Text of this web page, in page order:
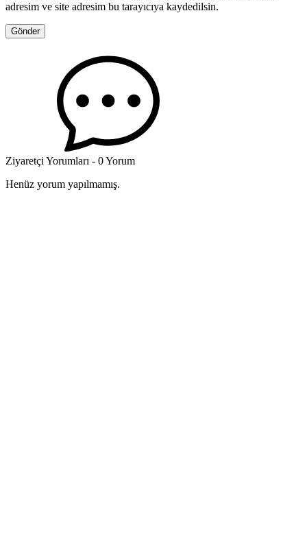
adresim ve site adresim bu tarayıcıya kaydedilsin.
Ziyaretçi Yorumları - 0 Yorum
Henüz yorum yapılmamış.